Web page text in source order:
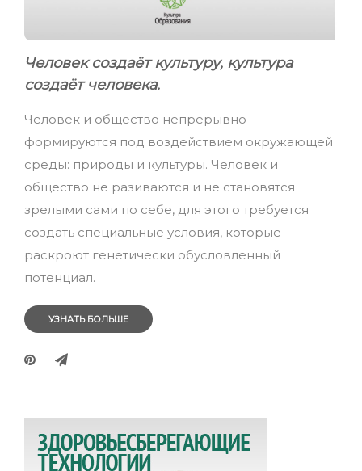
Человек создаёт культуру, культура
создаёт человека.
Человек и общество непрерывно
формируются под воздействием окружающей
среды: природы и культуры. Человек и
общество не разиваются и не становятся
зрелыми сами по себе, для этого требуется
создать специальные условия, которые
раскроют генетически обусловленный
потенциал.
УЗНАТЬ БОЛЬШЕ